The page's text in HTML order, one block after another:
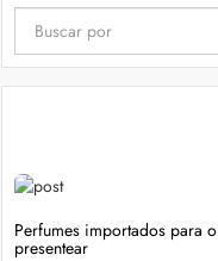
Perfumes importados para
presentear